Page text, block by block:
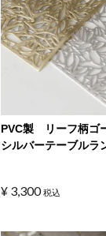
PVC製 リーフ柄ゴ
シルバーテーブルラ
¥ 3,300 税込